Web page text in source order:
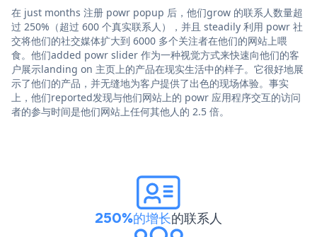
在 just months 注册 powr popup 后，他们grow 的联系人数量超
过 250%（超过 600 个真实联系人），并且 steadily 利用 powr 社
交将他们的社交媒体扩大到 6000 多个关注者在他们的网站上喂
食。他们added powr slider 作为一种视觉方式来快速向他们的客
户展示landing on 主页上的产品在现实生活中的样子。它很好地展
示了他们的产品，并无缝地为客户提供了出色的现场体验。事实
上，他们reported发现与他们网站上的 powr 应用程序交互的访问
者的参与时间是他们网站上任何其他人的 2.5 倍。
250%的增长的联系人